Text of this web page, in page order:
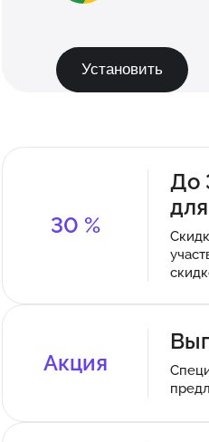
Установить
30 %
До
Акция